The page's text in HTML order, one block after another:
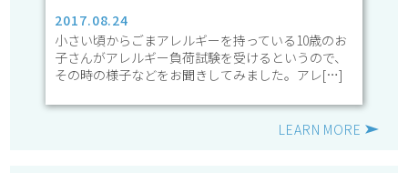
2017.08.24
小さい頃からごまアレルギーを持っている10歳のお
子さんがアレルギー負荷試験を受けるというので、
その時の様子などをお聞きしてみました。アレ[…]
LEARN MORE